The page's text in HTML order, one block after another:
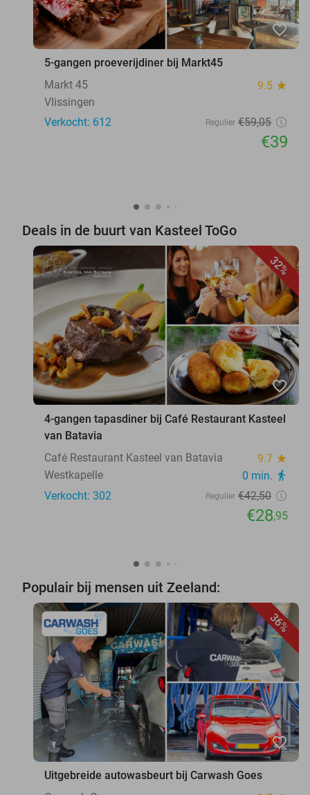
favorite_border
5-gangen proeverijdiner bij Markt45
Markt 45
9.5 star
Vlissingen
Verkocht: 612
Regulier €59,05
€39
Deals in de buurt van Kasteel ToGo
32%
favorite_border
4-gangen tapasdiner bij Café Restaurant Kasteel
van Batavia
Café Restaurant Kasteel van Batavia
9.7 star
Westkapelle 0 min. directions_walk
Verkocht: 302 Regulier €42,50
€28,95
Populair bij mensen uit Zeeland:
36%
favorite_border
Uitgebreide autowasbeurt bij Carwash Goes